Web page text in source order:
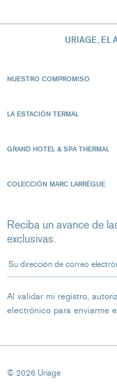
URIAGE, EL
NUESTRO COMPROMISO
LA ESTACIÓN TERMAL
GRAND HOTEL & SPA THERMAL
COLECCIÓN MARC LARRÈGUE
Reciba un avance de
exclusivas.
Su dirección de correo
Al validar mi registro,
electrónico para enviarme
© 2026 Uriage